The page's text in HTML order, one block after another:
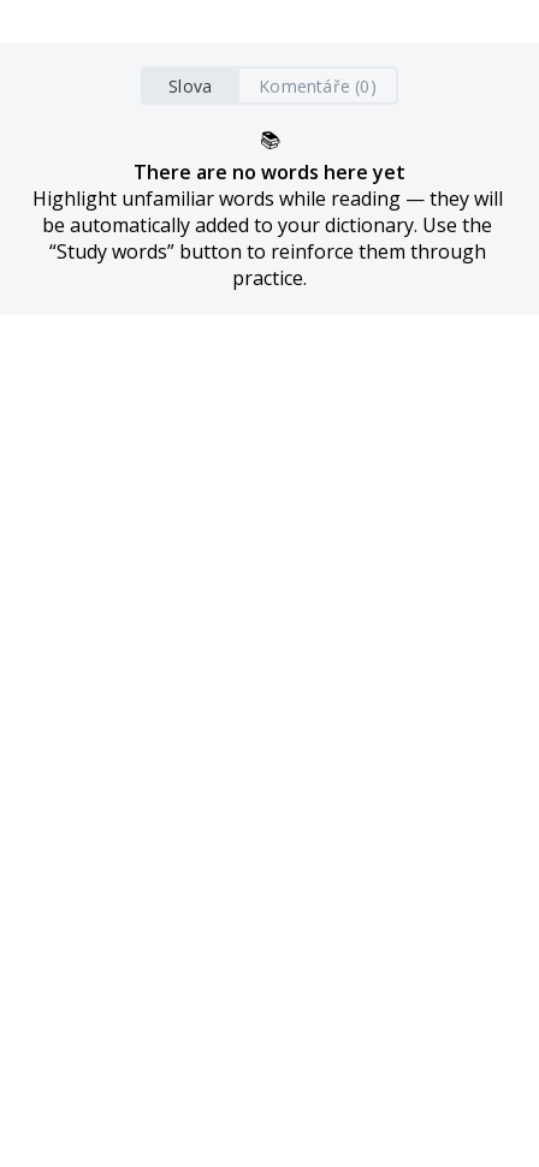
Slova Komentáře (0)
📚
There are no words here yet
Highlight unfamiliar words while reading — they will
be automatically added to your dictionary. Use the
“Study words” button to reinforce them through
practice.